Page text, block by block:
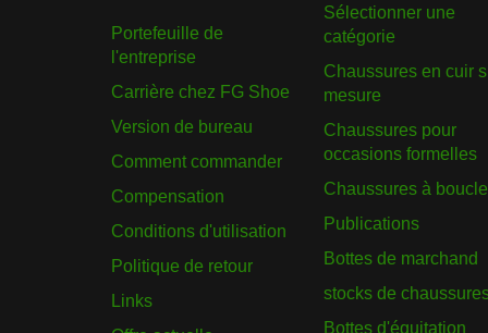
Portefeuille de
l'entreprise
Carrière chez FG Shoe
Version de bureau
Comment commander
Compensation
Conditions d'utilisation
Politique de retour
Links
Sélectionner une
catégorie
Chaussures en cuir
mesure
Chaussures pour
occasions formelles
Chaussures à boucle
Publications
Bottes de marchand
stocks de
Bottes d'équitation